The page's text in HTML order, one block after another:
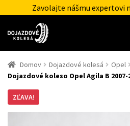
Zavolajte nášmu expertovi
Domov Dojazdové kolesá Opel
Dojazdové koleso Opel Agila B 2007-
ZĽAVA!